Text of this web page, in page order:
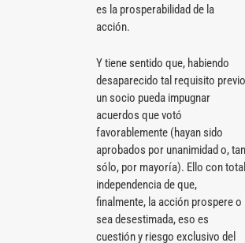
es la prosperabilidad de la
acción.
Y tiene sentido que, habiendo
desaparecido tal requisito
un socio pueda impugnar
acuerdos que votó
favorablemente (hayan sido
aprobados por unanimidad o, tan
sólo, por mayoría). Ello con total
independencia de que,
finalmente, la acción prospere o
sea desestimada, eso es
cuestión y riesgo exclusivo del